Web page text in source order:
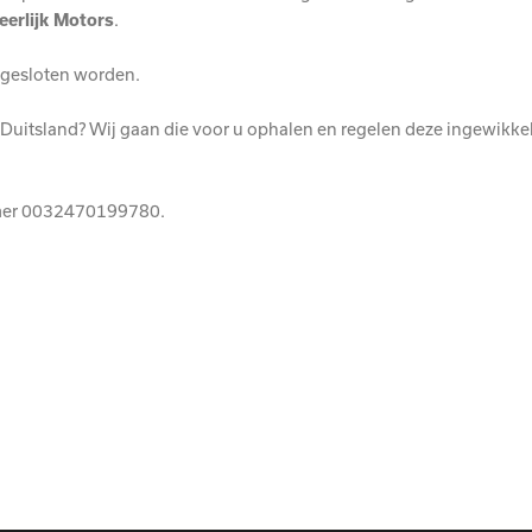
Motors.
worden.
Wij gaan die voor u ophalen en regelen deze
0032470199780.